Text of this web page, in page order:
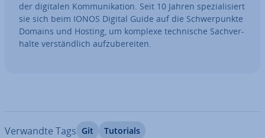
der digitalen Kom­mu­ni­ka­ti­on. Seit 10 Jahren spe­zia­li­siert
sie sich beim IONOS Digital Guide auf die Schwer­punk­te
Domains und Hosting, um komplexe tech­ni­sche Sach­ver­
hal­te ver­ständ­lich auf­zu­be­rei­ten.
Verwandte Tags Git Tutorials